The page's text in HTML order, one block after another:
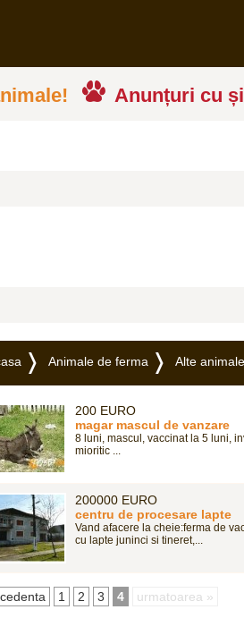
Anunțuri cu
Animale de ferma Alte
200 EURO
magar mascul de vanzare
8 luni, mascul, vaccinat la 5 luni,
mioritic ...
200000 EURO
centru de procesare lapte
Vand afacere la cheie:ferma de
cu lapte juninci si tineret,...
1 2 3 4 urmatoarea »